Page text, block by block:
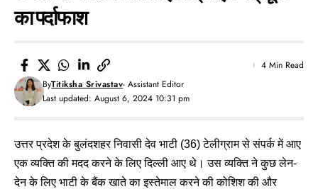
का पर्दाफाश
Last updated: August 6, 2024 10:31 pm
ByTitiksha Srivastav- Assistant Editor
4 Min Read
उत्तर प्रदेश के बुलंदशहर निवासी देव भाटी (36) टेलीग्राम से संपर्क में आए
एक व्यक्ति की मदद करने के लिए दिल्ली आए थे। उस व्यक्ति ने कुछ लेन-
देन के लिए भाटी के बैंक खाते का इस्तेमाल करने की कोशिश की और